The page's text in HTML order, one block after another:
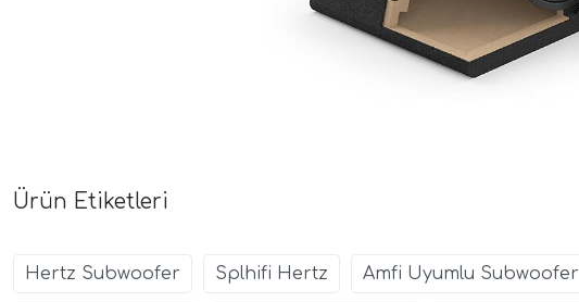
Ürün Etiketleri
Hertz Subwoofer Splhifi Hertz Amfi Uyumlu Subwoofer